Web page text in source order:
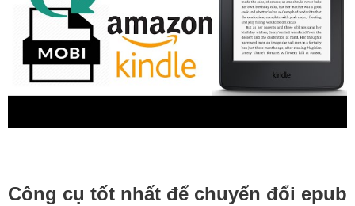
Công cụ tốt nhất để chuyển đổi epub